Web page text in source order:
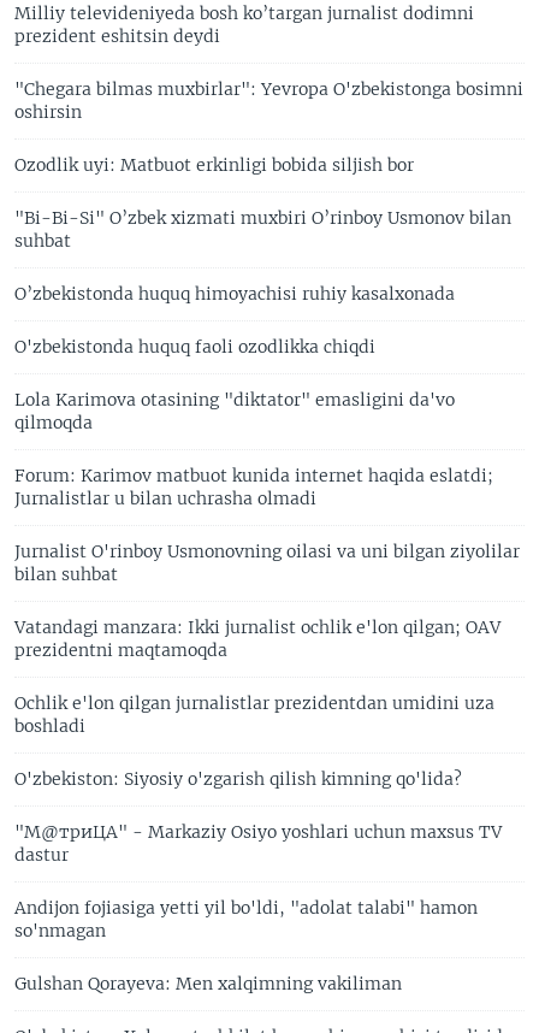
Milliy televideniyeda bosh ko’targan jurnalist dodimni
prezident eshitsin deydi
"Chegara bilmas muxbirlar": Yevropa O'zbekistonga bosimni
oshirsin
Ozodlik uyi: Matbuot erkinligi bobida siljish bor
"Bi-Bi-Si" O’zbek xizmati muxbiri O’rinboy Usmonov bilan
suhbat
O’zbekistonda huquq himoyachisi ruhiy kasalxonada
O'zbekistonda huquq faoli ozodlikka chiqdi
Lola Karimova otasining "diktator" emasligini da'vo
qilmoqda
Forum: Karimov matbuot kunida internet haqida eslatdi;
Jurnalistlar u bilan uchrasha olmadi
Jurnalist O'rinboy Usmonovning oilasi va uni bilgan ziyolilar
bilan suhbat
Vatandagi manzara: Ikki jurnalist ochlik e'lon qilgan; OAV
prezidentni maqtamoqda
Ochlik e'lon qilgan jurnalistlar prezidentdan umidini uza
boshladi
O'zbekiston: Siyosiy o'zgarish qilish kimning qo'lida?
"М@триЦА" - Markaziy Osiyo yoshlari uchun maxsus TV
dastur
Andijon fojiasiga yetti yil bo'ldi, "adolat talabi" hamon
so'nmagan
Gulshan Qorayeva: Men xalqimning vakiliman